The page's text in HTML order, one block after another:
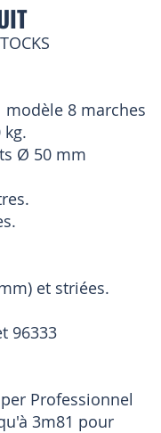
modèle 8 marches
Ø 50 mm
et striées.
96333
Professionnel
3m81 pour